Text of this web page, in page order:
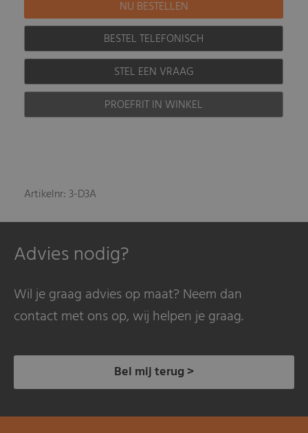
BESTEL TELEFONISCH
STEL EEN VRAAG
PROEFRIT IN WINKEL
Artikelnr: 3-D3A
Advies nodig?
Wil je graag advies op maat? Neem dan
contact met ons op, wij helpen je graag.
Bel mij terug >